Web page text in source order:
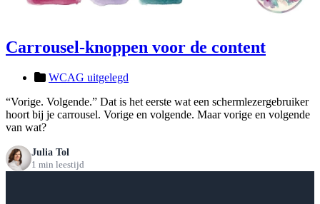
Carrousel-knoppen voor de content
WCAG uitgelegd
“Vorige. Volgende.” Dat is het eerste wat een schermlezergebruiker
hoort bij je carrousel. Vorige en volgende. Maar vorige en volgende
van wat?
Julia Tol
1 min leestijd